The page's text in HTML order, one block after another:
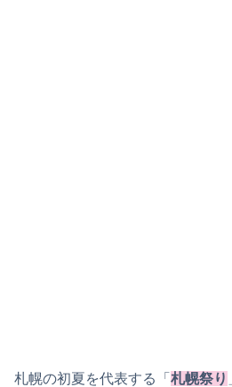
札幌の初夏を代表する「 札幌祭り